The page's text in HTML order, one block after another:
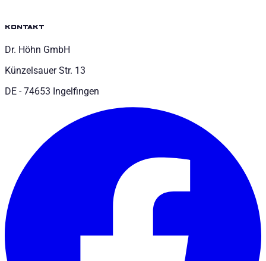
kontakt
Dr. Höhn GmbH
Künzelsauer Str. 13
DE - 74653 Ingelfingen